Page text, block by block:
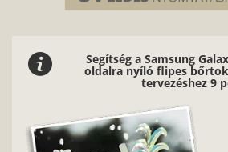
Segítség a Samsung
oldalra nyíló flipes
tervezéshez 9